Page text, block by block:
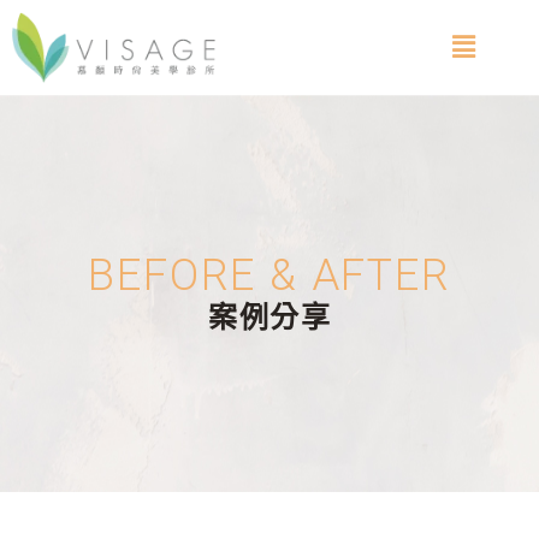
BEFORE & AFTER
案例分享